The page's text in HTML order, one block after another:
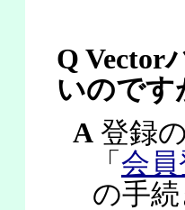
Q Vector
いのです
A 登録
「 会
の手